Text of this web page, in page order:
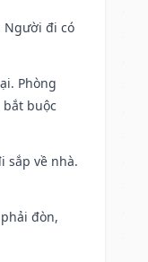
Người đi có
Phòng
buộc
sắp về nhà.
đòn,